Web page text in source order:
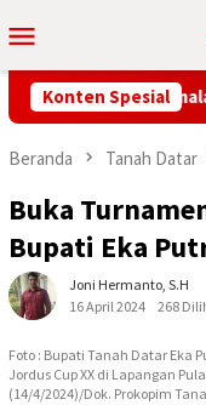
ke
Mobile
Konten Spesial
Stenly Gumalang
Beranda Tanah Datar
Buka
Bupati Eka
Joni Hermanto, S.H
16 April 2024
268
Foto : Bupati Tanah Datar Eka
Jordus Cup XX di Lapangan
(14/4/2024)/Dok. Prokopim